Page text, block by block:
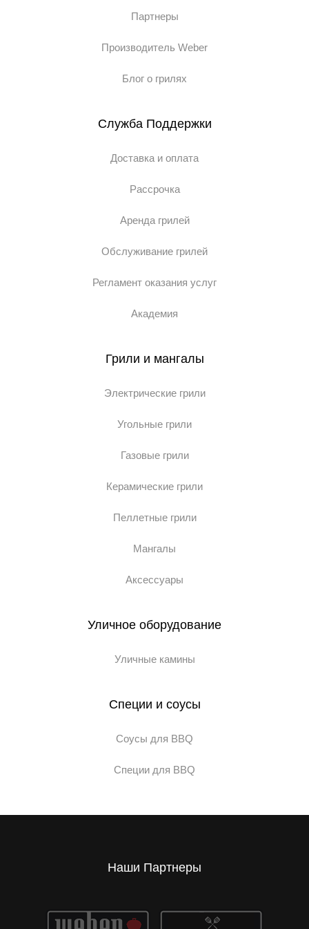
6 цветовых решений (золотой, кремовый, зеленый).
Союзе, США, Канаде.
Партнеры
Производитель Weber
Блог о грилях
Служба Поддержки
Доставка и оплата
Рассрочка
Аренда грилей
Обслуживание грилей
Регламент оказания услуг
Академия
Грили и мангалы
Электрические грили
Угольные грили
Газовые грили
Керамические грили
Пеллетные грили
Мангалы
Аксессуары
Уличное оборудование
Уличные камины
Специи и соусы
Соусы для BBQ
Специи для BBQ
Наши Партнеры